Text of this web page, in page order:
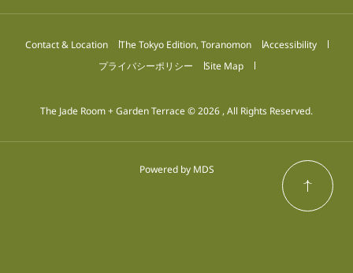
Contact & Location The Tokyo Edition, Toranomon
Accessibility
プライバシーポリシー
Site Map
The Jade Room + Garden Terrace © 2026 , All Rights Reserved.
Powered by MDS